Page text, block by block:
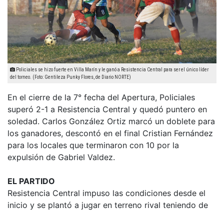
Policiales se hizo fuerte en Villa Marín y le ganó a Resistencia Central para ser el único líder
del torneo. (Foto: Gentileza Punky Flores, de Diario NORTE)
En el cierre de la 7° fecha del Apertura, Policiales
superó 2-1 a Resistencia Central y quedó puntero en
soledad. Carlos González Ortiz marcó un doblete para
los ganadores, descontó en el final Cristian Fernández
para los locales que terminaron con 10 por la
expulsión de Gabriel Valdez.
EL PARTIDO
Resistencia Central impuso las condiciones desde el
inicio y se plantó a jugar en terreno rival teniendo de